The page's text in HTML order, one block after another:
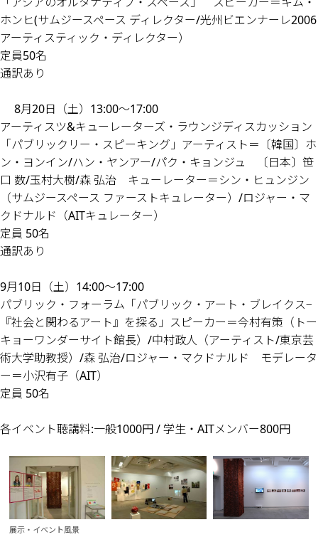
ホンヒ(サムジースペース ディレクター/光州ビエンナーレ2006
アーティスティック・ディレクター）
定員50名
通訳あり
8月20日（土）13:00〜17:00
アーティスツ&キューレーターズ・ラウンジディスカッション
「パブリックリー・スピーキング」アーティスト＝〔韓国〕ホ
ン・ヨンイン/ハン・ヤンアー/パク・キョンジュ 〔日本〕笹
口 数/玉村大樹/森 弘治 キューレーター＝シン・ヒュンジン
（サムジースペース ファーストキュレーター）/ロジャー・マ
クドナルド（AITキュレーター）
定員 50名
通訳あり
9月10日（土）14:00〜17:00
パブリック・フォーラム「パブリック・アート・ブレイクス−
『社会と関わるアート』を探る」スピーカー＝今村有策（トー
キョーワンダーサイト館長）/中村政人（アーティスト/東京芸
術大学助教授）/森 弘治/ロジャー・マクドナルド モデレータ
ー＝小沢有子（AIT）
定員 50名
各イベント聴講料:一般1000円 / 学生・AITメンバー800円
展示・イベント風景